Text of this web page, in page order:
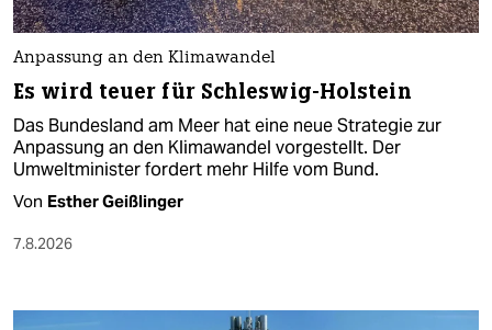
Anpassung an den Klimawandel
Es wird teuer für Schleswig-Holstein
Das Bundesland am Meer hat eine neue Strategie zur
Anpassung an den Klimawandel vorgestellt. Der
Umweltminister fordert mehr Hilfe vom Bund.
Von Esther Geißlinger
7.8.2026